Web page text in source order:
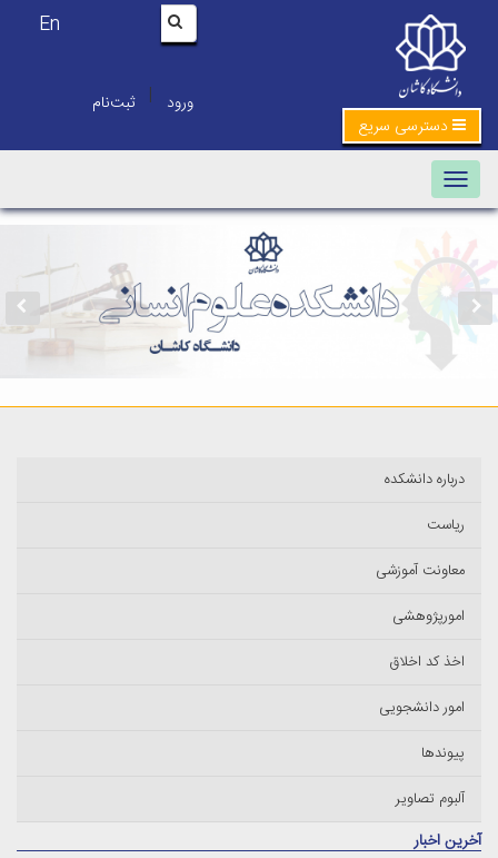
En
ورود | ثبت‌نام
دسترسی سریع
Toggle navigation
درباره دانشکده
ریاست
معاونت آموزشی
امورپژوهشی
اخذ کد اخلاق
امور دانشجویی
پیوندها
آلبوم تصاویر
آخرین اخبار